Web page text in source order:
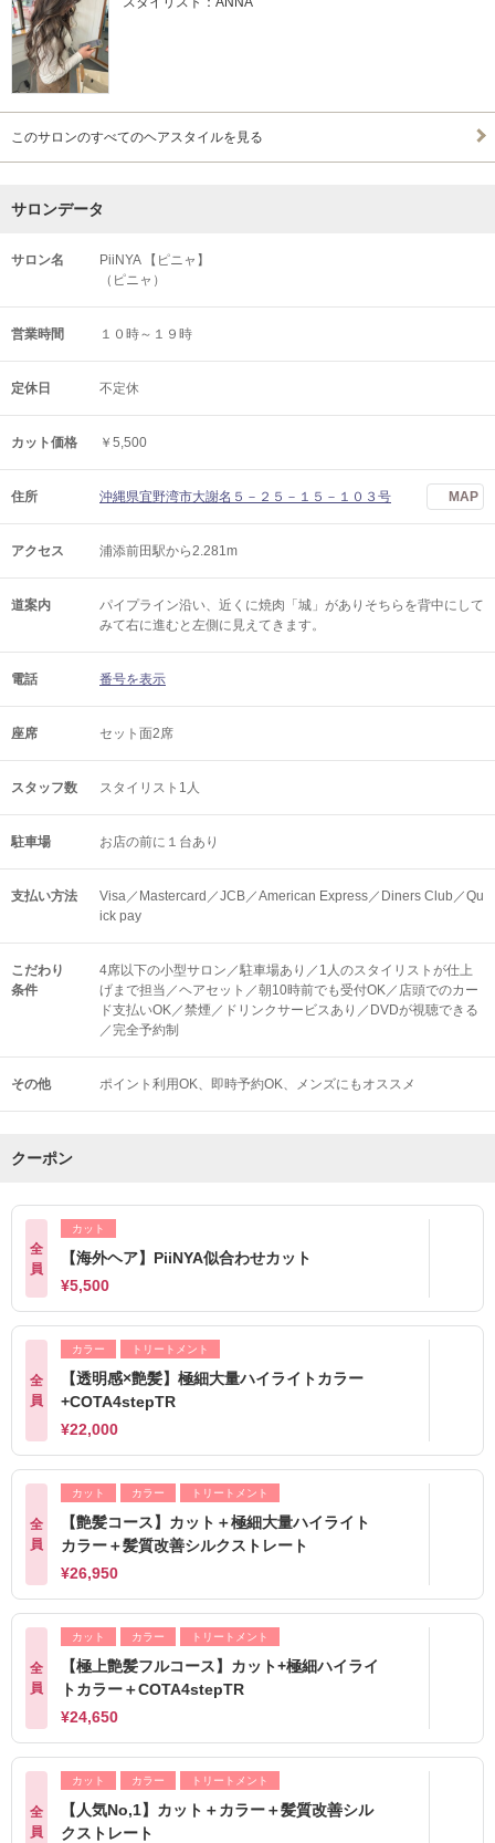
このサロンのすべてのヘアスタイルを見る
サロンデータ
サロン名
PiiNYA 【ピニャ】
（ピニャ）
営業時間 １０時～１９時
定休日 不定休
カット価格 ￥5,500
住所 沖縄県宜野湾市大謝名５－２５－１５－１０３号 MAP
アクセス 浦添前田駅から2.281m
道案内
パイプライン沿い、近くに焼肉「城」がありそちらを背中にして
みて右に進むと左側に見えてきます。
電話 番号を表示
座席 セット面2席
スタッフ数 スタイリスト1人
駐車場 お店の前に１台あり
支払い方法
Visa／Mastercard／JCB／American Express／Diners Club／Qu
ick pay
こだわり
条件
4席以下の小型サロン／駐車場あり／1人のスタイリストが仕上
げまで担当／ヘアセット／朝10時前でも受付OK／店頭でのカー
ド支払いOK／禁煙／ドリンクサービスあり／DVDが視聴できる
／完全予約制
その他 ポイント利用OK 即時予約OK メンズにもオススメ
クーポン
全
員
カット
【海外ヘア】PiiNYA似合わせカット
¥5,500
全
員
カラー トリートメント
【透明感×艶髪】極細大量ハイライトカラー
+COTA4stepTR
¥22,000
全
員
カット カラー トリートメント
【艶髪コース】カット＋極細大量ハイライト
カラー＋髪質改善シルクストレート
¥26,950
全
員
カット カラー トリートメント
【極上艶髪フルコース】カット+極細ハイライ
トカラー＋COTA4stepTR
¥24,650
全
員
カット カラー トリートメント
【人気No,1】カット＋カラー＋髪質改善シル
クストレート